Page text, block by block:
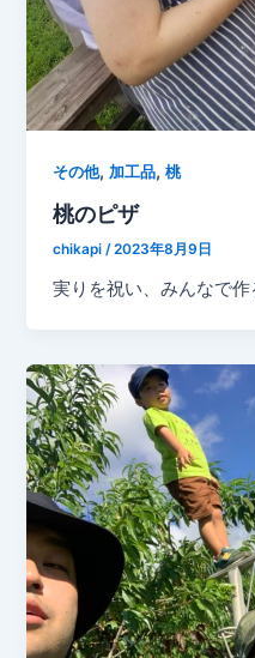
その他,加工品,桃
桃のピザ
chikapi/2023年8月9日
実りを祝い、みんなで